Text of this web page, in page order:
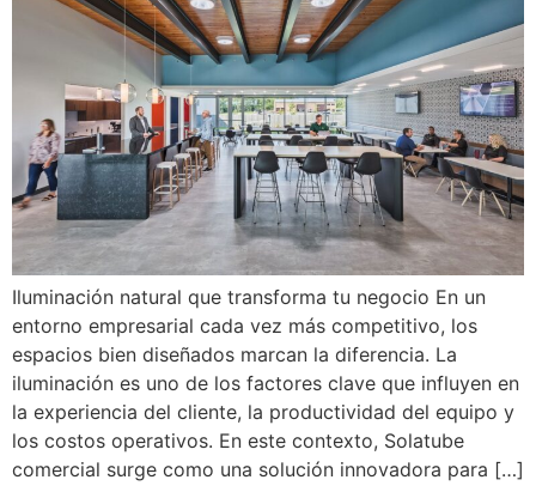
Iluminación natural que transforma tu negocio En un
entorno empresarial cada vez más competitivo, los
espacios bien diseñados marcan la diferencia. La
iluminación es uno de los factores clave que influyen en
la experiencia del cliente, la productividad del equipo y
los costos operativos. En este contexto, Solatube
comercial surge como una solución innovadora para […]